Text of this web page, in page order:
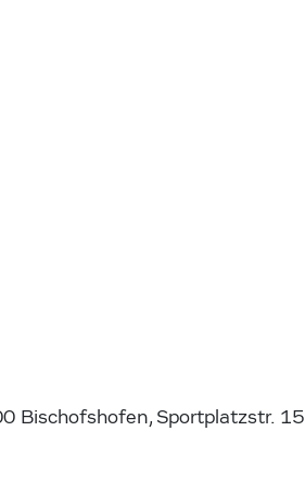
Bischofshofen, Sportplatzstr. 15